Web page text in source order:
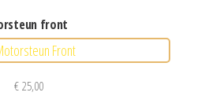
front
€25,00